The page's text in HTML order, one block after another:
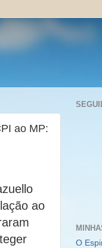
ao MP:
ao
O